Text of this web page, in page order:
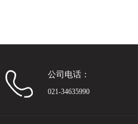
公司电话：
021-34635990